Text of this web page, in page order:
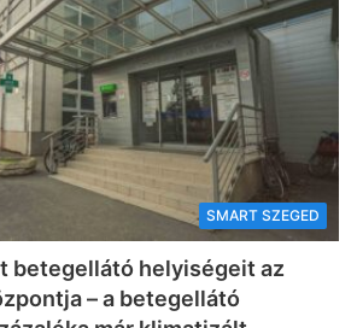
SMART SZEGED
betegellátó helyiségeit az
– a betegellátó